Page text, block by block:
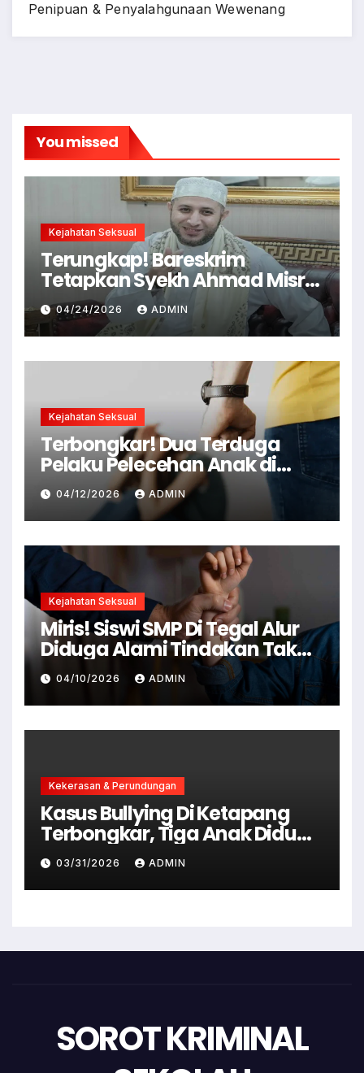
Penipuan & Penyalahgunaan Wewenang
You missed
Kejahatan Seksual
Terungkap! Bareskrim
Tetapkan Syekh Ahmad Misry
Tersangka, Kasus Dugaan
Pelecehan Seksual
04/24/2026 ADMIN
Kejahatan Seksual
Terbongkar! Dua Terduga
Pelaku Pelecehan Anak di
Cianjur Ditangkap Polisi
04/12/2026 ADMIN
Kejahatan Seksual
Miris! Siswi SMP Di Tegal Alur
Diduga Alami Tindakan Tak
Senonoh Di Sekolah
04/10/2026 ADMIN
Kekerasan & Perundungan
Kasus Bullying Di Ketapang
Terbongkar, Tiga Anak Diduga
Terlibat Kini Jadi Tersangka
03/31/2026 ADMIN
SOROT KRIMINAL